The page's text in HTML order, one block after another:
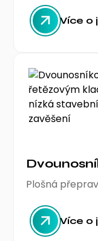
Více o
Plošná
Více o